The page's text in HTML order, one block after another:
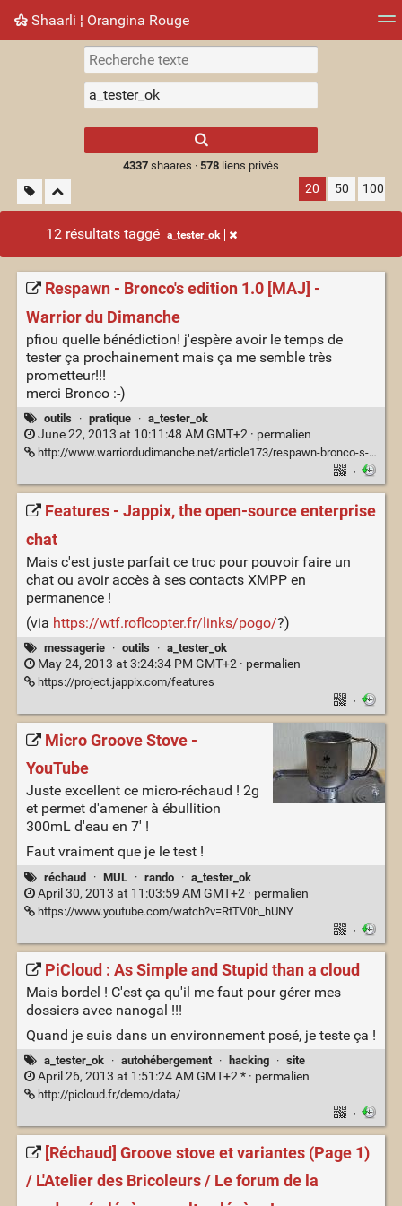
Shaarli ¦ Orangina Rouge
Nuage de tags Mur d'images
results.
4337shaares · 578liens privés
20 50 100
12 résultats taggé a_tester_ok
Respawn - Bronco's edition 1.0 [MAJ] -
Warrior du Dimanche
pfiou quelle bénédiction! j'espère avoir le temps de
tester ça prochainement mais ça me semble très
prometteur!!!
merci Bronco :-)
outils · pratique · a_tester_ok
June 22, 2013 at 10:11:48 AM GMT+2 · permalien
http://www.warriordudimanche.net/article173/respawn-bronco-s-edition-1-0
·
Features - Jappix, the open-source enterprise
chat
Mais c'est juste parfait ce truc pour pouvoir faire un
chat ou avoir accès à ses contacts XMPP en
permanence !
(via https://wtf.roflcopter.fr/links/pogo/?)
messagerie · outils · a_tester_ok
May 24, 2013 at 3:24:34 PM GMT+2 · permalien
https://project.jappix.com/features
·
Micro Groove Stove -
YouTube
Juste excellent ce micro-réchaud ! 2g
et permet d'amener à ébullition
300mL d'eau en 7' !
Faut vraiment que je le test !
réchaud · MUL · rando · a_tester_ok
April 30, 2013 at 11:03:59 AM GMT+2 · permalien
https://www.youtube.com/watch?v=RtTV0h_hUNY
·
PiCloud : As Simple and Stupid than a cloud
Mais bordel ! C'est ça qu'il me faut pour gérer mes
dossiers avec nanogal !!!
Quand je suis dans un environnement posé, je teste ça !
a_tester_ok · autohébergement · hacking · site
April 26, 2013 at 1:51:24 AM GMT+2 * · permalien
http://picloud.fr/demo/data/
·
[Réchaud] Groove stove et variantes (Page 1)
/ L'Atelier des Bricoleurs / Le forum de la